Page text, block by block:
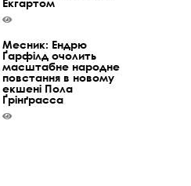
Месник: Ендрю
Ґарфілд очолить
масштабне народне
повстання в новому
екшені Пола
Ґрінґрасса